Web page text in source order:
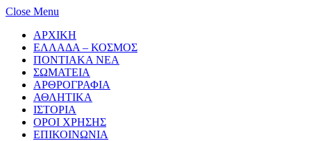
Close Menu
ΑΡΧΙΚΗ
ΕΛΛΑΔΑ – ΚΟΣΜΟΣ
ΠΟΝΤΙΑΚΑ ΝΕΑ
ΣΩΜΑΤΕΙΑ
ΑΡΘΡΟΓΡΑΦΙΑ
ΑΘΛΗΤΙΚΑ
ΙΣΤΟΡΙΑ
ΟΡΟΙ ΧΡΗΣΗΣ
ΕΠΙΚΟΙΝΩΝΙΑ